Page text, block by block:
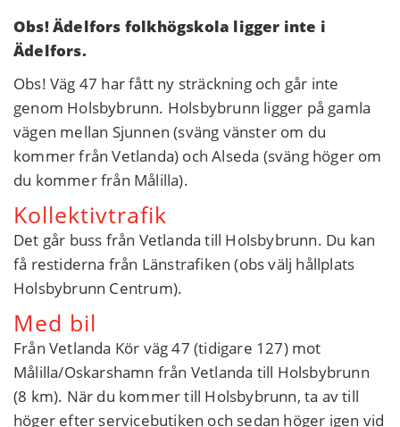
Obs! Ädelfors folkhögskola ligger inte i
Ädelfors.
Obs! Väg 47 har fått ny sträckning och går inte
genom Holsbybrunn. Holsbybrunn ligger på gamla
vägen mellan Sjunnen (sväng vänster om du
kommer från Vetlanda) och Alseda (sväng höger om
du kommer från Målilla).
Kollektivtrafik
Det går buss från Vetlanda till Holsbybrunn. Du kan
få restiderna från Länstrafiken (obs välj hållplats
Holsbybrunn Centrum).
Med bil
Från Vetlanda Kör väg 47 (tidigare 127) mot
Målilla/Oskarshamn från Vetlanda till Holsbybrunn
(8 km). När du kommer till Holsbybrunn, ta av till
höger efter servicebutiken och sedan höger igen vid